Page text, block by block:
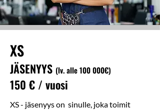
XS
JÄSENYYS (lv.alle 100 000€)
150 € / vuosi
XS - jäsenyys on sinulle, joka toimit